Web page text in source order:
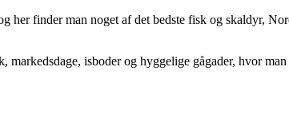
her finder man noget af det bedste fisk og skaldyr,
markedsdage, isboder og hyggelige gågader, hvor